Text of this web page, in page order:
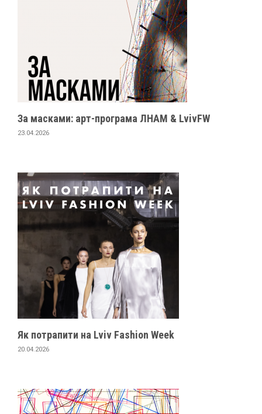
За масками: арт-програма ЛНАМ & LvivFW
23.04.2026
Як потрапити на Lviv Fashion Week
20.04.2026